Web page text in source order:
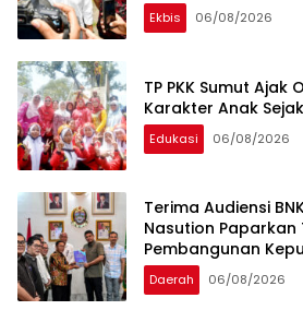
Ekbis 06/08/2026
TP PKK Sumut
Karakter Anak
Edukasi 06/08/2026
Terima Audiensi
Nasution Paparkan
Pembangunan
Daerah 06/08/2026